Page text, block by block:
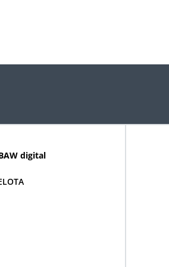
digital